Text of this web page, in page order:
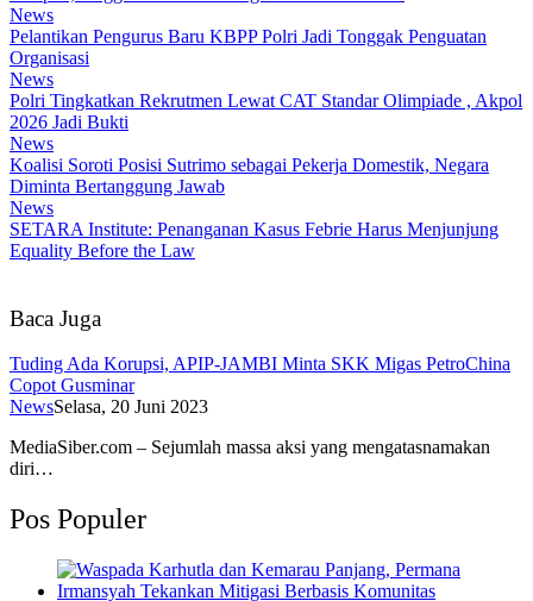
News
Pelantikan Pengurus Baru KBPP Polri Jadi Tonggak Penguatan
Organisasi
News
Polri Tingkatkan Rekrutmen Lewat CAT Standar Olimpiade , Akpol
2026 Jadi Bukti
News
Koalisi Soroti Posisi Sutrimo sebagai Pekerja Domestik, Negara
Diminta Bertanggung Jawab
News
SETARA Institute: Penanganan Kasus Febrie Harus Menjunjung
Equality Before the Law
Baca Juga
Tuding Ada Korupsi, APIP-JAMBI Minta SKK Migas PetroChina
Copot Gusminar
NewsSelasa, 20 Juni 2023
MediaSiber.com – Sejumlah massa aksi yang mengatasnamakan
diri…
Pos Populer